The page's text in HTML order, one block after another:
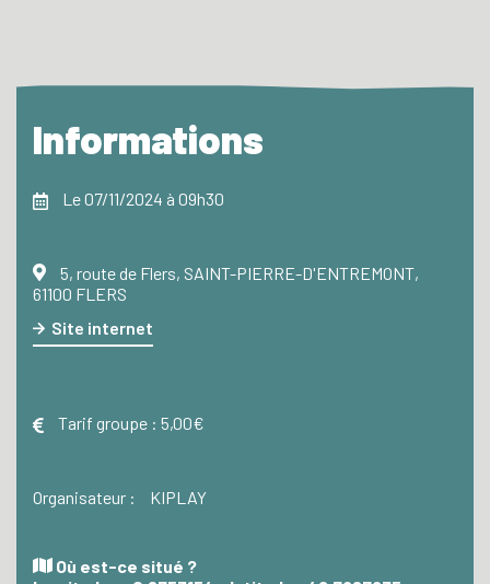
Informations
Le 07/11/2024 à 09h30
5, route de Flers, SAINT-PIERRE-D'ENTREMONT,
61100 FLERS
Site internet
Tarif groupe : 5,00€
Organisateur : KIPLAY
Où est-ce situé ?